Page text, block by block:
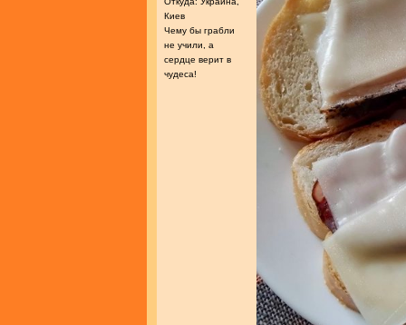
Киев
Чему бы грабли
не учили, а
сердце верит в
чудеса!